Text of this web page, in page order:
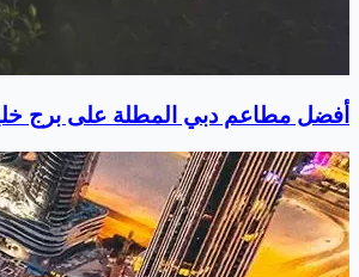
أفضل مطاعم دبي المطلة على برج